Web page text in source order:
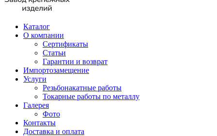
Каталог
О компании
Сертификаты
Статьи
Гарантии и возврат
Импортозамещение
Услуги
Резьбонакатные работы
Токарные работы по металлу
Галерея
Фото
Контакты
Доставка и оплата